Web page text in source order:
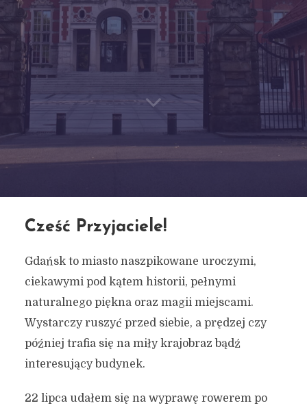
Cześć Przyjaciele!
Gdańsk to miasto naszpikowane uroczymi,
ciekawymi pod kątem historii, pełnymi
naturalnego piękna oraz magii miejscami.
Wystarczy ruszyć przed siebie, a prędzej czy
później trafia się na miły krajobraz bądź
interesujący budynek.
22 lipca udałem się na wyprawę rowerem po